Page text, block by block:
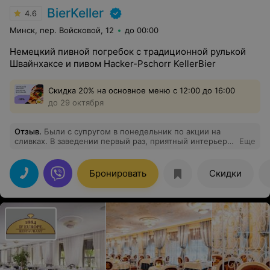
4.6 BierKeller
Минск, пер. Войсковой, 12 до 00:00
Немецкий пивной погребок с традиционной рулькой
Швайнхаксе и пивом Hacker-Pschorr KellerBier
Скидка 20% на основное меню с 12:00 до 16:00
до 29 октября
Отзыв. Были с супругом в понедельник по акции на
сливках. В заведении первый раз, приятный интерьер,
официантки. Заказ приняла Елизавета, посоветовала с
учетом наших вкусов и сорт пива, и помогла с выбором
блюд. Мы любители свиных ушей и рульки, много где
пробовали эти блюда, но так вкусно, как здесь, ни
разу. Повару самые высокие оценки! Уши тушеные с
луком в пиве и с картофелем просто восторг, в меру
чеснок и соль, консистенция блюда великолепна, так
как все ингредиенты можно прочувствовать (не
"каша"), а уж такой корочки на рульке никогда не ели!
При этом мясо внутри просто тает во рту, ну и по
качеству продуктов просто супер! Рулька очень
мясная. И еще, так быстро заказ (буквально через 10
Еще
Бронировать Скидки